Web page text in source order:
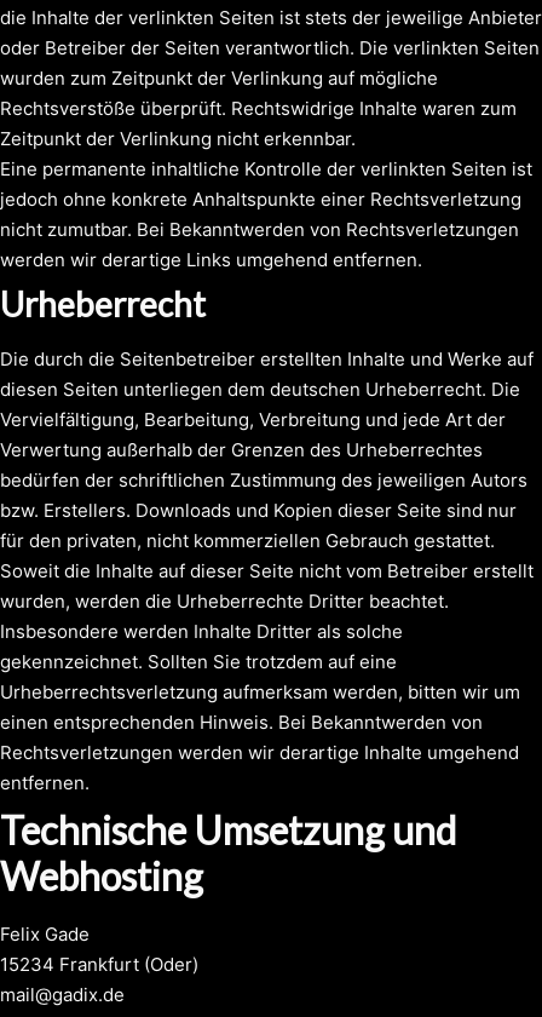
die Inhalte der verlinkten Seiten ist stets der jeweilige Anbieter
oder Betreiber der Seiten verantwortlich. Die verlinkten Seiten
wurden zum Zeitpunkt der Verlinkung auf mögliche
Rechtsverstöße überprüft. Rechtswidrige Inhalte waren zum
Zeitpunkt der Verlinkung nicht erkennbar.
Eine permanente inhaltliche Kontrolle der verlinkten Seiten ist
jedoch ohne konkrete Anhaltspunkte einer Rechtsverletzung
nicht zumutbar. Bei Bekanntwerden von Rechtsverletzungen
werden wir derartige Links umgehend entfernen.
Urheberrecht
Die durch die Seitenbetreiber erstellten Inhalte und Werke auf
diesen Seiten unterliegen dem deutschen Urheberrecht. Die
Vervielfältigung, Bearbeitung, Verbreitung und jede Art der
Verwertung außerhalb der Grenzen des Urheberrechtes
bedürfen der schriftlichen Zustimmung des jeweiligen Autors
bzw. Erstellers. Downloads und Kopien dieser Seite sind nur
für den privaten, nicht kommerziellen Gebrauch gestattet.
Soweit die Inhalte auf dieser Seite nicht vom Betreiber erstellt
wurden, werden die Urheberrechte Dritter beachtet.
Insbesondere werden Inhalte Dritter als solche
gekennzeichnet. Sollten Sie trotzdem auf eine
Urheberrechtsverletzung aufmerksam werden, bitten wir um
einen entsprechenden Hinweis. Bei Bekanntwerden von
Rechtsverletzungen werden wir derartige Inhalte umgehend
entfernen.
Technische Umsetzung und
Webhosting
Felix Gade
15234 Frankfurt (Oder)
mail@gadix.de